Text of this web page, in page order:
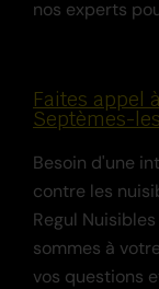
nos experts
Faites appel
Septèmes-
Besoin d'une
contre les
Regul
sommes à
vos questions